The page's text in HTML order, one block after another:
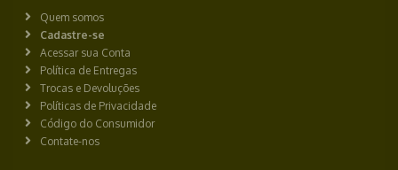
Quem somos
Cadastre-se
Acessar sua Conta
Política de Entregas
Trocas e Devoluções
Políticas de Privacidade
Código do Consumidor
Contate-nos